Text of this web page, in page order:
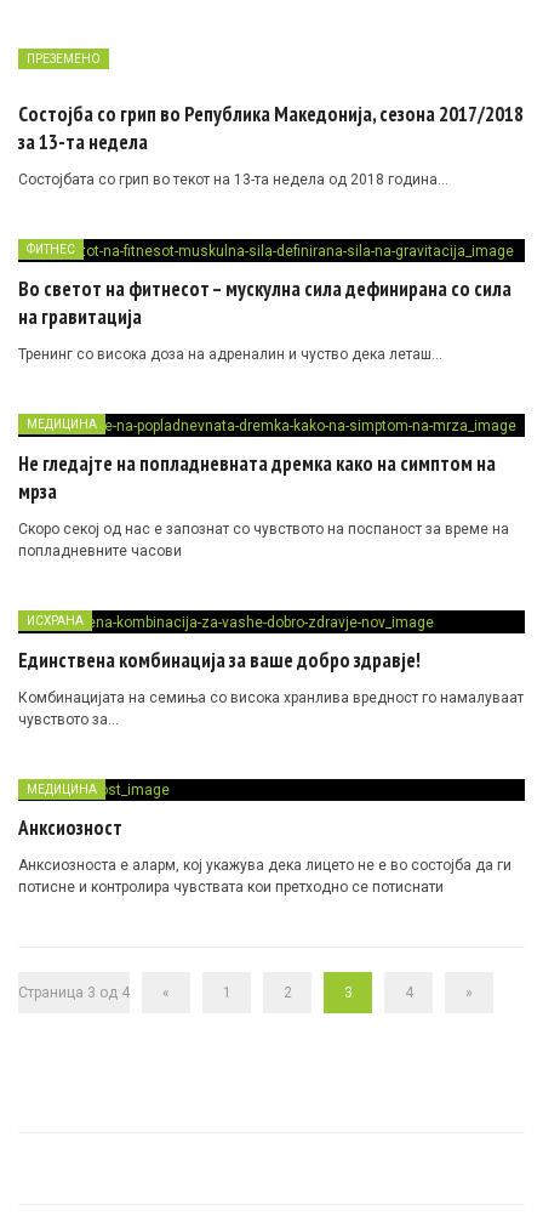
ПРЕЗЕМЕНО
Состојба со грип во Република Македонија, сезона 2017/2018
за 13-та недела
Состојбата со грип во текот на 13-та недела од 2018 година…
ФИТНЕС
Во светот на фитнесот – мускулна сила дефинирана со сила
на гравитација
Тренинг со висока доза на адреналин и чуство дека леташ…
МЕДИЦИНА
Не гледајте на попладневната дремка како на симптом на
мрза
Скоро секој од нас е запознат со чувството на поспаност за време на
попладневните часови
ИСХРАНА
Единствена комбинација за ваше добро здравје!
Комбинацијата на семиња со висока хранлива вредност го намалуваат
чувството за…
МЕДИЦИНА
Анксиозност
Анксиозноста е аларм, кој укажува дека лицето не е во состојба да ги
потисне и контролира чувствата кои претходно се потиснати
Страница 3 од 4 « 1 2 3 4 »